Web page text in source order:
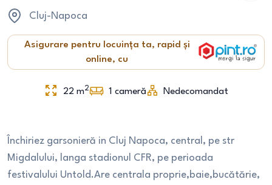
Cluj-Napoca
Asigurare pentru locuința ta, rapid și
online, cu
22 m2 1 cameră Nedecomandat
Închiriez garsonieră in Cluj Napoca, central, pe str
Migdalului, langa stadionul CFR, pe perioada
festivalului Untold.Are centrala proprie,baie,bucătărie,